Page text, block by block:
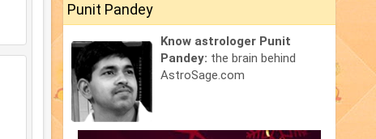
Punit Pandey
Know astrologer Punit
Pandey: the brain behind
AstroSage.com